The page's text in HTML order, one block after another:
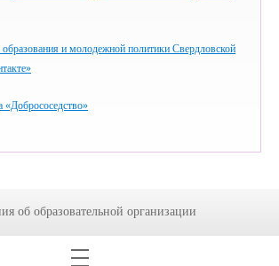
и молодежной политики Свердловской
об образовательной организации